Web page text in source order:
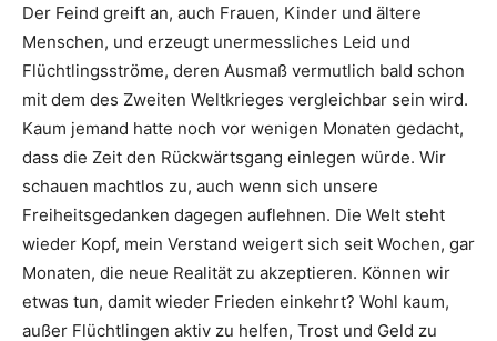
Der Feind greift an, auch Frauen, Kinder und ältere
Menschen, und erzeugt unermessliches Leid und
Flüchtlingsströme, deren Ausmaß vermutlich bald schon
mit dem des Zweiten Weltkrieges vergleichbar sein wird.
Kaum jemand hatte noch vor wenigen Monaten gedacht,
dass die Zeit den Rückwärtsgang einlegen würde. Wir
schauen machtlos zu, auch wenn sich unsere
Freiheitsgedanken dagegen auflehnen. Die Welt steht
wieder Kopf, mein Verstand weigert sich seit Wochen, gar
Monaten, die neue Realität zu akzeptieren. Können wir
etwas tun, damit wieder Frieden einkehrt? Wohl kaum,
außer Flüchtlingen aktiv zu helfen, Trost und Geld zu